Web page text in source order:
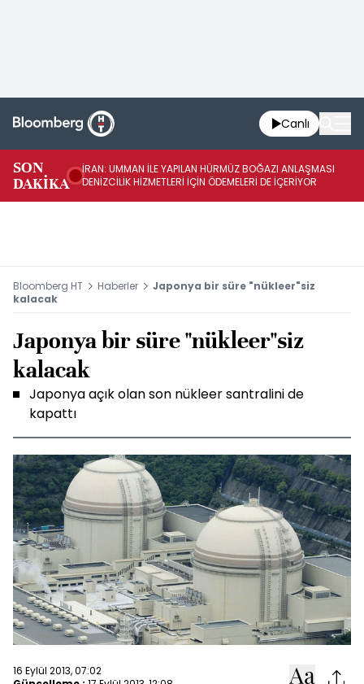
Canlı
SON
DAKİKA
İRAN: UMMAN İLE YAPILAN HÜRMÜZ BOĞAZI ANLAŞMASI
DENİZCİLİK HİZMETLERİ İÇİN ÖDEMELERİ DE İÇERİYOR
Bloomberg HT Haberler
Japonya bir süre "nükleer"siz
kalacak
Japonya bir süre "nükleer"siz
kalacak
Japonya açık olan son nükleer santralini de
kapattı
16 Eylül 2013, 07:02